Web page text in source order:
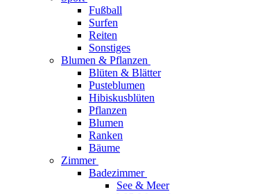
Fußball
Surfen
Reiten
Sonstiges
Blumen & Pflanzen
Blüten & Blätter
Pusteblumen
Hibiskusblüten
Pflanzen
Blumen
Ranken
Bäume
Zimmer
Badezimmer
See & Meer